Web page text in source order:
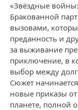
«Звёздные
Бракованной
вызовами,
преданность и
за выживание
приключение, в
выбор между
Сюжет
новые приказы
планете, полной